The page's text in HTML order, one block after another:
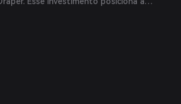
o mercado institucional DeFi em
que o Bitcoin emerge como uma
a Torram recebeu financiamento